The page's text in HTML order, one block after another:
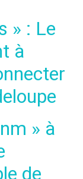
» : Le
à
» à
de